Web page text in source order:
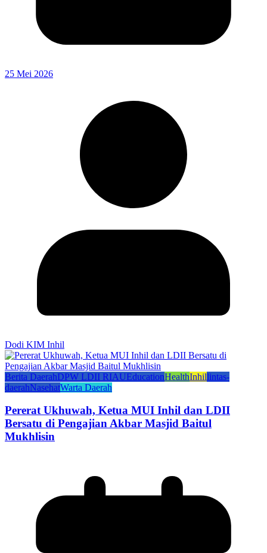
25 Mei 2026
Dodi KIM Inhil
Berita DaerahDPW LDII RIAUEducationHealthInhillintas-
daerahNasehatWarta Daerah
Pererat Ukhuwah, Ketua MUI Inhil dan LDII
Bersatu di Pengajian Akbar Masjid Baitul
Mukhlisin